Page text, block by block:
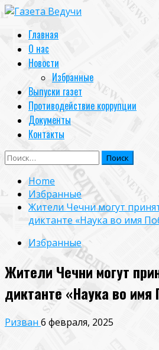
Skip
content
Primary
Menu
Главная
О нас
Новости
Избранные
Выпуски газет
Противодействие коррупции
Документы
Контакты
Найти:
Home
Избранные
Жители Чечни могут
диктанте «Наука во имя
Избранные
Жители Чечни могут
диктанте «Наука во
Ризван 6 февраля, 2025